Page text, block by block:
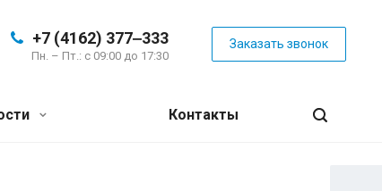
+7 (4162) 377‒333
Пн. – Пт.: с 09:00 до 17:30
Заказать звонок
Контакты